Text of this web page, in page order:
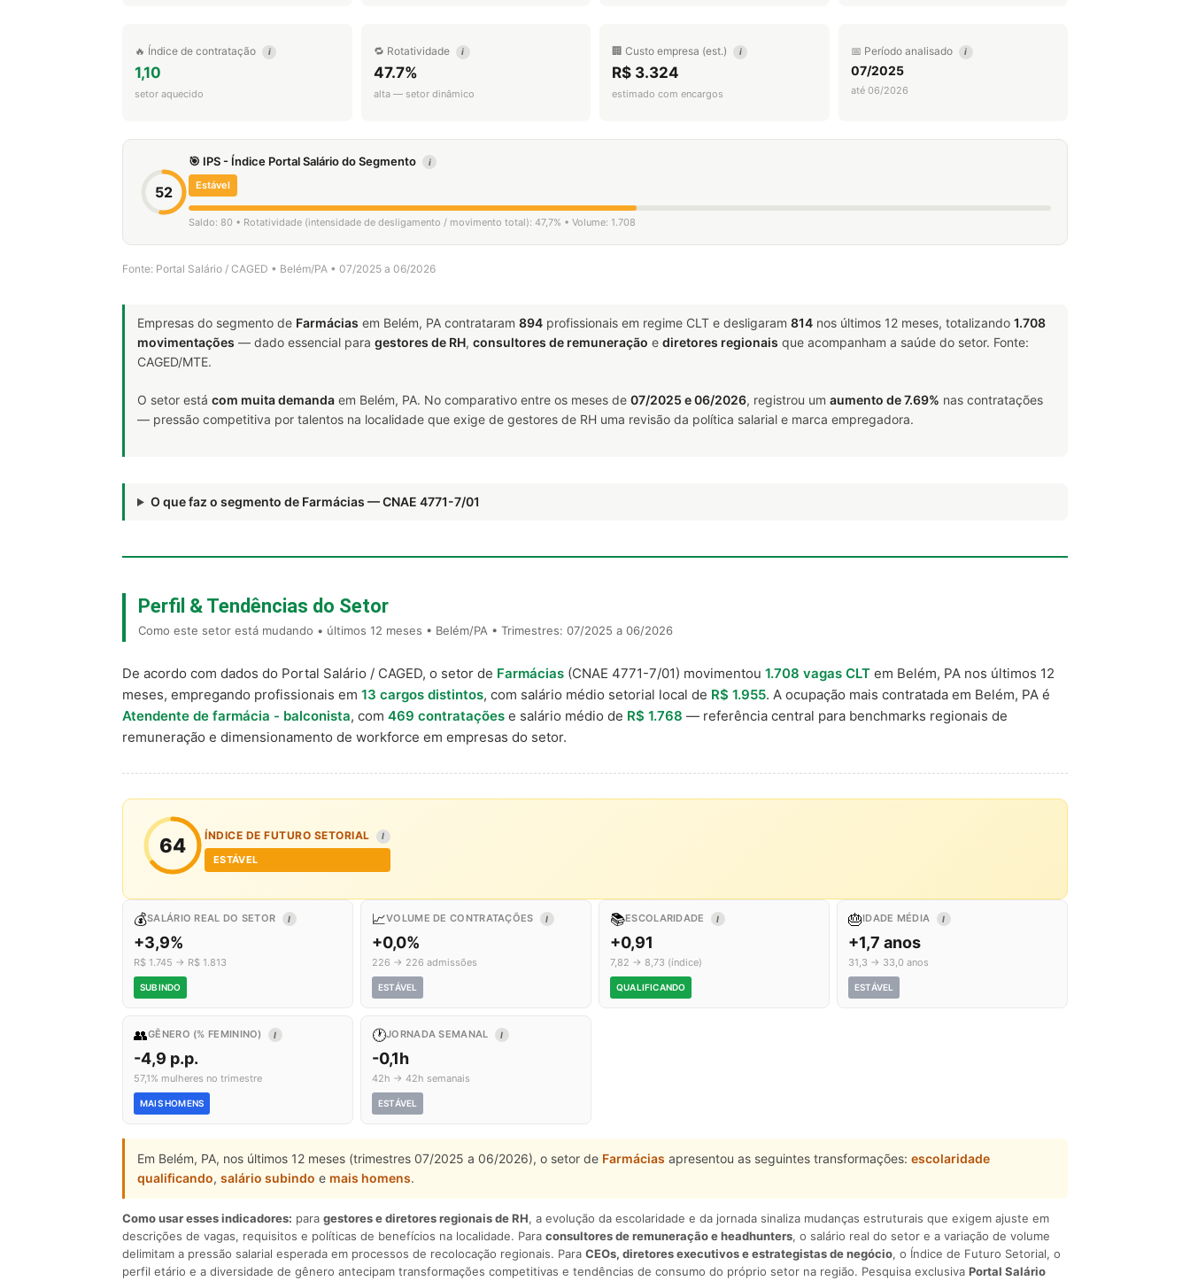
🔥 Índice de contratação i
1,10
setor aquecido
🔁 Rotatividade i
47.7%
alta — setor dinâmico
🏢 Custo empresa (est.) i
R$ 3.324
estimado com encargos
📅 Período analisado i
07/2025
até 06/2026
52
🎯 IPS - Índice Portal Salário do Segmento i
Estável
Saldo: 80 • Rotatividade (intensidade de desligamento / movimento total): 47,7% • Volume: 1.708
Fonte: Portal Salário / CAGED • Belém/PA • 07/2025 a 06/2026
Empresas do segmento de Farmácias em Belém, PA contrataram 894 profissionais em regime CLT e desligaram 814 nos últimos 12 meses, totalizando 1.708
movimentações — dado essencial para gestores de RH, consultores de remuneração e diretores regionais que acompanham a saúde do setor. Fonte:
CAGED/MTE.
O setor está com muita demanda em Belém, PA. No comparativo entre os meses de 07/2025 e 06/2026, registrou um aumento de 7.69% nas contratações
— pressão competitiva por talentos na localidade que exige de gestores de RH uma revisão da política salarial e marca empregadora.
O que faz o segmento de Farmácias — CNAE 4771-7/01
Perfil & Tendências do Setor
Como este setor está mudando • últimos 12 meses • Belém/PA • Trimestres: 07/2025 a 06/2026
De acordo com dados do Portal Salário / CAGED, o setor de Farmácias (CNAE 4771-7/01) movimentou 1.708 vagas CLT em Belém, PA nos últimos 12
meses, empregando profissionais em 13 cargos distintos, com salário médio setorial local de R$ 1.955. A ocupação mais contratada em Belém, PA é
Atendente de farmácia - balconista, com 469 contratações e salário médio de R$ 1.768 — referência central para benchmarks regionais de
remuneração e dimensionamento de workforce em empresas do setor.
64 ÍNDICE DE FUTURO SETORIAL I
ESTÁVEL
💰SALÁRIO REAL DO SETOR I
+3,9%
R$ 1.745 → R$ 1.813
SUBINDO
📈VOLUME DE CONTRATAÇÕES I
+0,0%
226 → 226 admissões
ESTÁVEL
📚ESCOLARIDADE I
+0,91
7,82 → 8,73 (índice)
QUALIFICANDO
🎂IDADE MÉDIA I
+1,7 anos
31,3 → 33,0 anos
ESTÁVEL
👥GÊNERO (% FEMININO) I
-4,9 p.p.
57,1% mulheres no trimestre
MAIS HOMENS
🕐JORNADA SEMANAL I
-0,1h
42h → 42h semanais
ESTÁVEL
Em Belém, PA, nos últimos 12 meses (trimestres 07/2025 a 06/2026), o setor de Farmácias apresentou as seguintes transformações: escolaridade
qualificando, salário subindo e mais homens.
Como usar esses indicadores: para gestores e diretores regionais de RH, a evolução da escolaridade e da jornada sinaliza mudanças estruturais que exigem ajuste em
descrições de vagas, requisitos e políticas de benefícios na localidade. Para consultores de remuneração e headhunters, o salário real do setor e a variação de volume
delimitam a pressão salarial esperada em processos de recolocação regionais. Para CEOs, diretores executivos e estrategistas de negócio, o Índice de Futuro Setorial, o
perfil etário e a diversidade de gênero antecipam transformações competitivas e tendências de consumo do próprio setor na região. Pesquisa exclusiva Portal Salário